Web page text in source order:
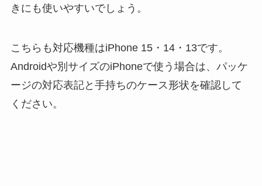
きにも使いやすいでしょう。
こちらも対応機種はiPhone 15・14・13です。
Androidや別サイズのiPhoneで使う場合は、パッケ
ージの対応表記と手持ちのケース形状を確認して
ください。